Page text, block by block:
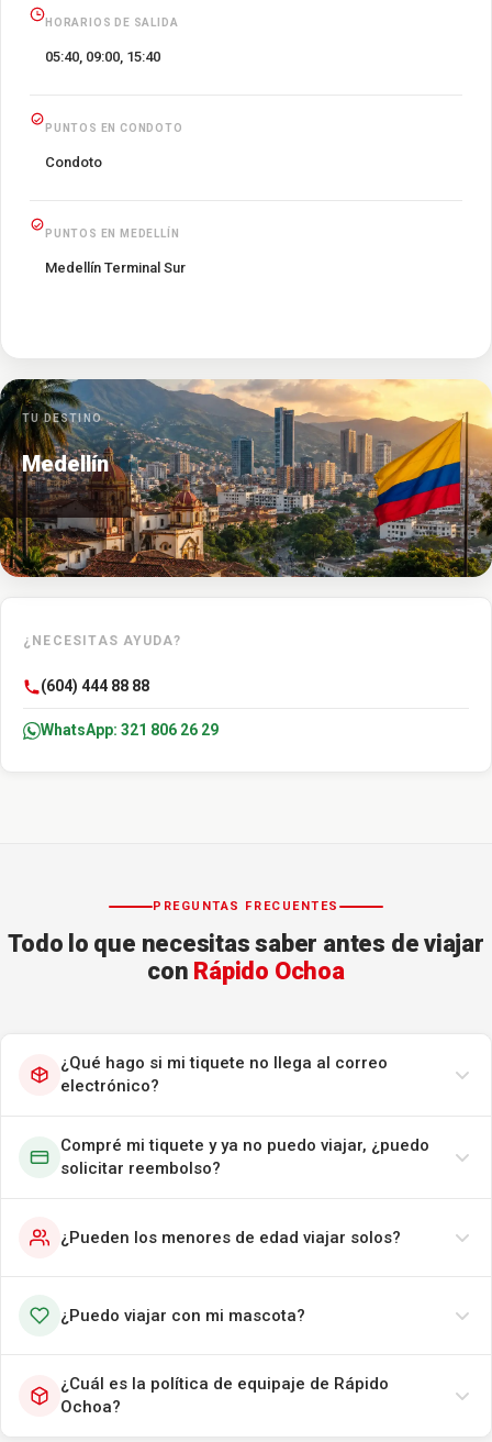
HORARIOS DE SALIDA
05:40, 09:00, 15:40
PUNTOS EN CONDOTO
Condoto
PUNTOS EN MEDELLÍN
Medellín Terminal Sur
TU DESTINO
Medellín
¿NECESITAS AYUDA?
(604) 444 88 88
WhatsApp: 321 806 26 29
PREGUNTAS FRECUENTES
Todo lo que necesitas saber antes de viajar
con Rápido Ochoa
¿Qué hago si mi tiquete no llega al correo
electrónico?
Compré mi tiquete y ya no puedo viajar, ¿puedo
solicitar reembolso?
¿Pueden los menores de edad viajar solos?
¿Puedo viajar con mi mascota?
¿Cuál es la política de equipaje de Rápido
Ochoa?